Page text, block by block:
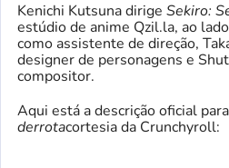
Kenichi Kutsuna dirige Sekiro:
estúdio de anime Qzil.la, ao
como assistente de direção,
designer de personagens e
compositor.
Aqui está a descrição oficial para
derrotacortesia da Crunchyroll: